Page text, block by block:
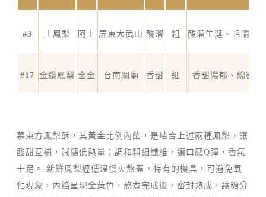
#3 土鳳梨 阿土 屏東大武山 酸溜 粗 酸溜生涎、咀嚼口
#17 金鑽鳳梨 金金 台南關廟 香甜 細 香甜濃郁、綿密順
慕東方鳳梨酥，其黃金比例內餡，是結合上述兩種鳳梨，讓
酸甜互補，減糖低熱量；調和粗細纖維，讓口感Q彈，香氣
十足。 新鮮鳳梨經低溫慢火熬煮，特有的機具，可避免氧
化現象，內餡呈現金黃色，熬煮完成後，密封熟成，讓糖分